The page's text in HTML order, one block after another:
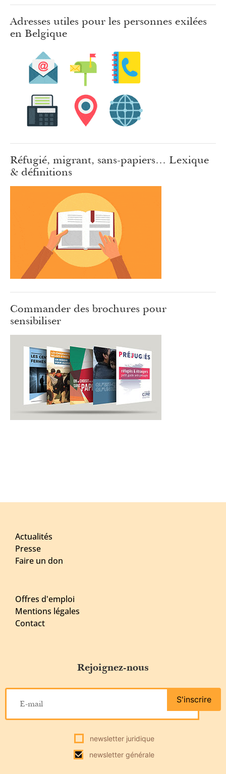
Adresses utiles pour les personnes exilées
en Belgique
Réfugié, migrant, sans-papiers… Lexique
& définitions
Commander des brochures pour
sensibiliser
Actualités
Presse
Faire un don
Offres d'emploi
Mentions légales
Contact
Rejoignez-nous
newsletter juridique
newsletter générale
S'inscrire